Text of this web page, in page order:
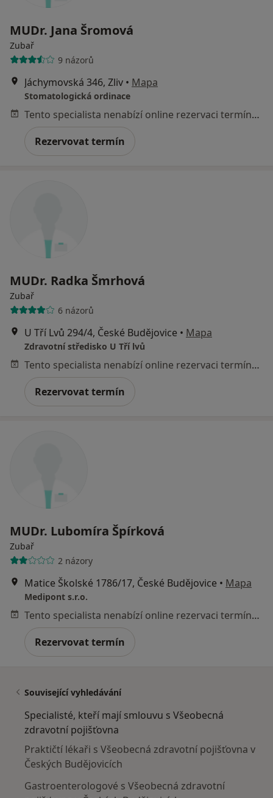
MUDr. Jana Šromová
Zubař
9 názorů
Jáchymovská 346, Zliv • Mapa
Stomatologická ordinace
Tento specialista nenabízí online rezervaci termínu na této adrese.
Rezervovat termín
MUDr. Radka Šmrhová
Zubař
6 názorů
U Tří Lvů 294/4, České Budějovice • Mapa
Zdravotní středisko U Tří lvů
Tento specialista nenabízí online rezervaci termínu na této adrese.
Rezervovat termín
MUDr. Lubomíra Špírková
Zubař
2 názory
Matice Školské 1786/17, České Budějovice • Mapa
Medipont s.r.o.
Tento specialista nenabízí online rezervaci termínu na této adrese.
Rezervovat termín
Související vyhledávání
Specialisté, kteří mají smlouvu s Všeobecná
zdravotní pojišťovna
Praktičtí lékaři s Všeobecná zdravotní pojišťovna v
Českých Budějovicích
Gastroenterologové s Všeobecná zdravotní